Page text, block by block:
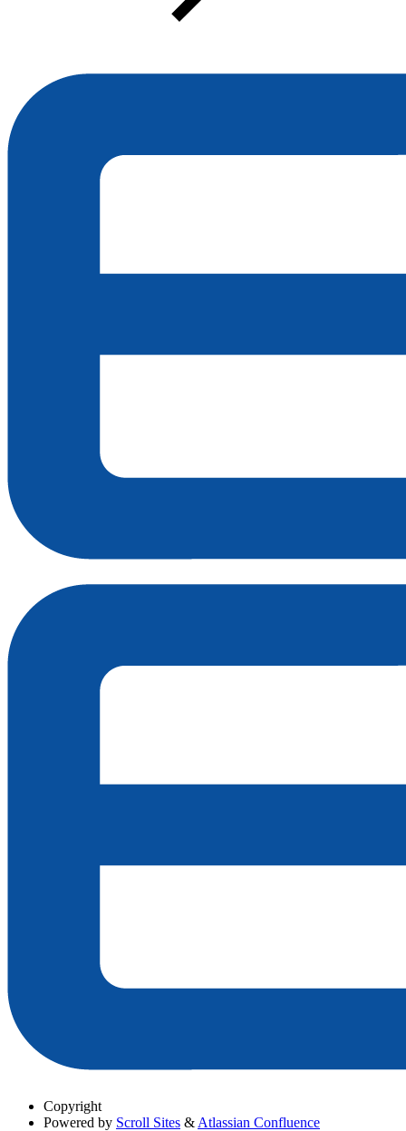
Copyright
Powered by Scroll Sites & Atlassian Confluence